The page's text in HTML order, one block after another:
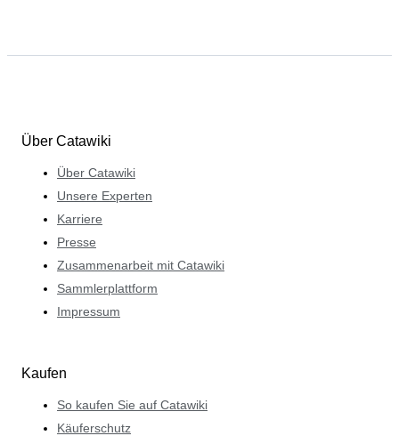
Über Catawiki
Über Catawiki
Unsere Experten
Karriere
Presse
Zusammenarbeit mit Catawiki
Sammlerplattform
Impressum
Kaufen
So kaufen Sie auf Catawiki
Käuferschutz